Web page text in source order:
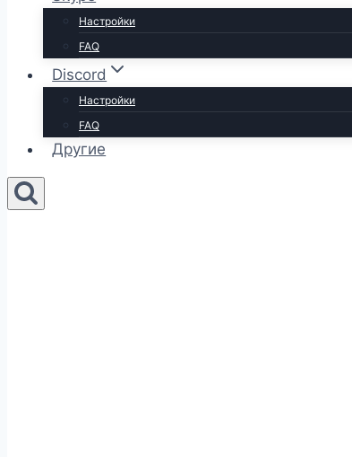
Настройки
FAQ
Discord
Настройки
FAQ
Другие